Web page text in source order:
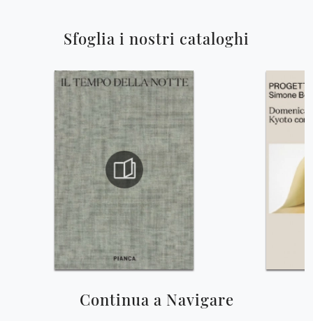
Sfoglia i nostri cataloghi
Continua a Navigare